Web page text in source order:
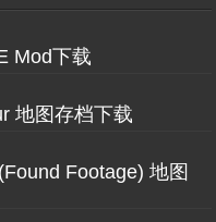
Mod下载
地图存档下载
Footage) 地图